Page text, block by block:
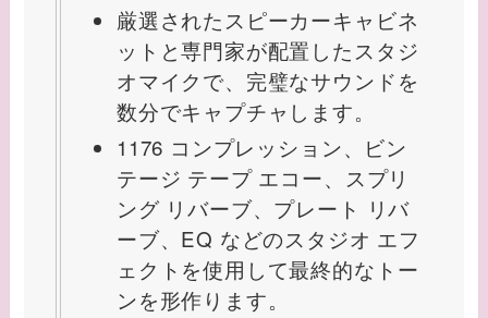
厳選されたスピーカーキャビネ
ットと専門家が配置したスタジ
オマイクで、完璧なサウンドを
数分でキャプチャします。
1176 コンプレッション、ビン
テージ テープ エコー、スプリ
ング リバーブ、プレート リバ
ーブ、EQ などのスタジオ エフ
ェクトを使用して最終的なトー
ンを形作ります。